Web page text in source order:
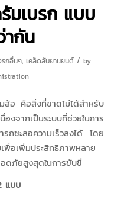
มเบรก แบบ
ากัน
รถอื่นๆ, เคล็ดลับยานยนต์ / by
ล้อ คือสิ่งที่ขาดไม่ได้สำหรับ
ากเป็นระบบที่ช่วยในการ
รถชะลอความเร็วลงได้ โดย
พื่อเพิ่มประสิทธิภาพหลาย
ดภัยสูงสุดในการขับขี่
แบบ